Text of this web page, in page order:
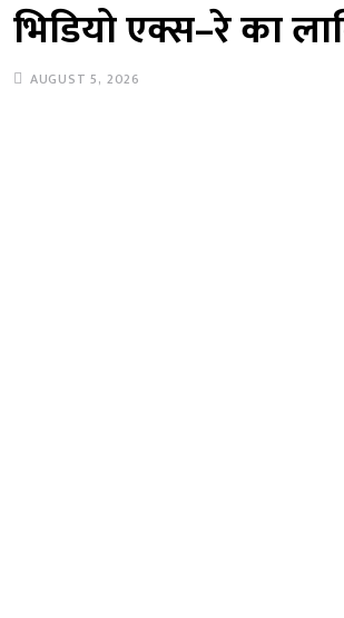
भिडियो एक्स–रे का
AUGUST 5, 2026